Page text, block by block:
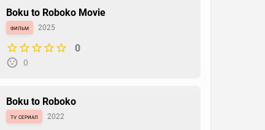
Boku to Roboko Movie
фильм 2025
0
0
Boku to Roboko
tv сериал 2022